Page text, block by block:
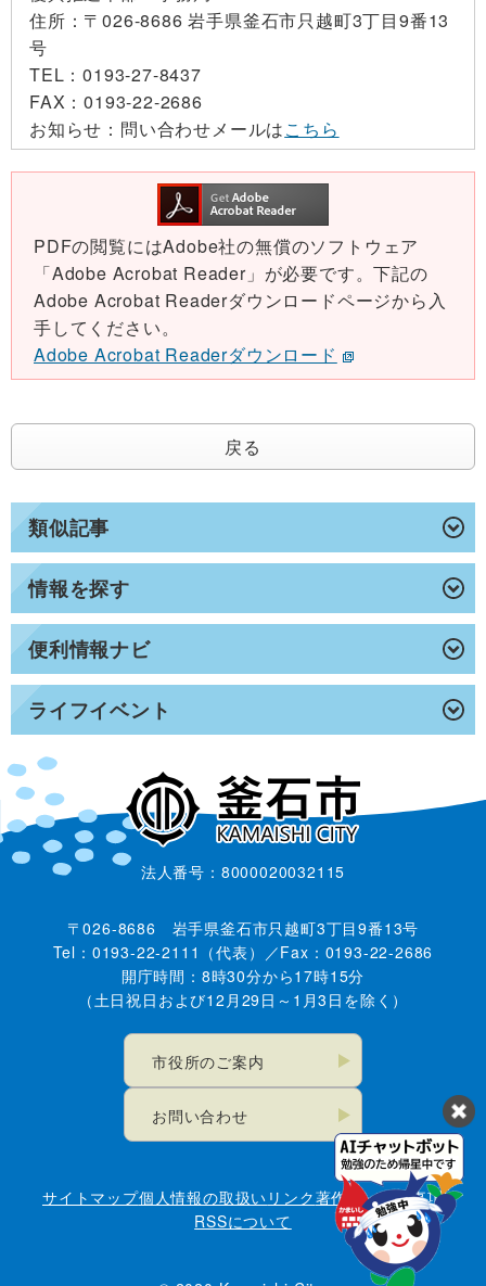
類似記事
情報を探す
便利情報ナビ
ライフイベント
住所： 〒026-8686 岩手県釜石市只越町3丁目9番13
号
TEL：0193-27-8437
FAX：0193-22-2686
お知らせ： 問い合わせメールはこちら
PDFの閲覧にはAdobe社の無償のソフトウェア
「Adobe Acrobat Reader」が必要です。下記の
Adobe Acrobat Readerダウンロードページから入
手してください。
Adobe Acrobat Readerダウンロード
戻る
法人番号：8000020032115
〒026-8686 岩手県釜石市只越町3丁目9番13号
Tel：0193-22-2111（代表）／Fax：0193-22-2686
開庁時間：8時30分から17時15分
（土日祝日および12月29日～1月3日を除く）
市役所のご案内
お問い合わせ
サイトマップ個人情報の取扱い リンク著作権・免責事項
RSSについて